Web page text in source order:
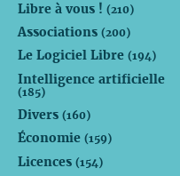
Libre à vous ! (210)
Associations (200)
Le Logiciel Libre (194)
Intelligence artificielle
(185)
Divers (160)
Économie (159)
Licences (154)